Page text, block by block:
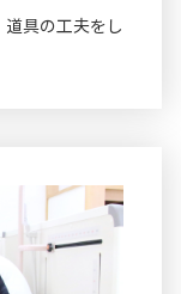
具の工夫をし